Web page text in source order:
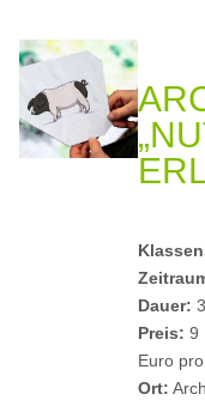
Dauer:
Preis: 9
Euro
Ort: